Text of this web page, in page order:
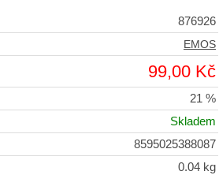
876926
EMOS
99,00 Kč
21 %
Skladem
8595025388087
0.04 kg